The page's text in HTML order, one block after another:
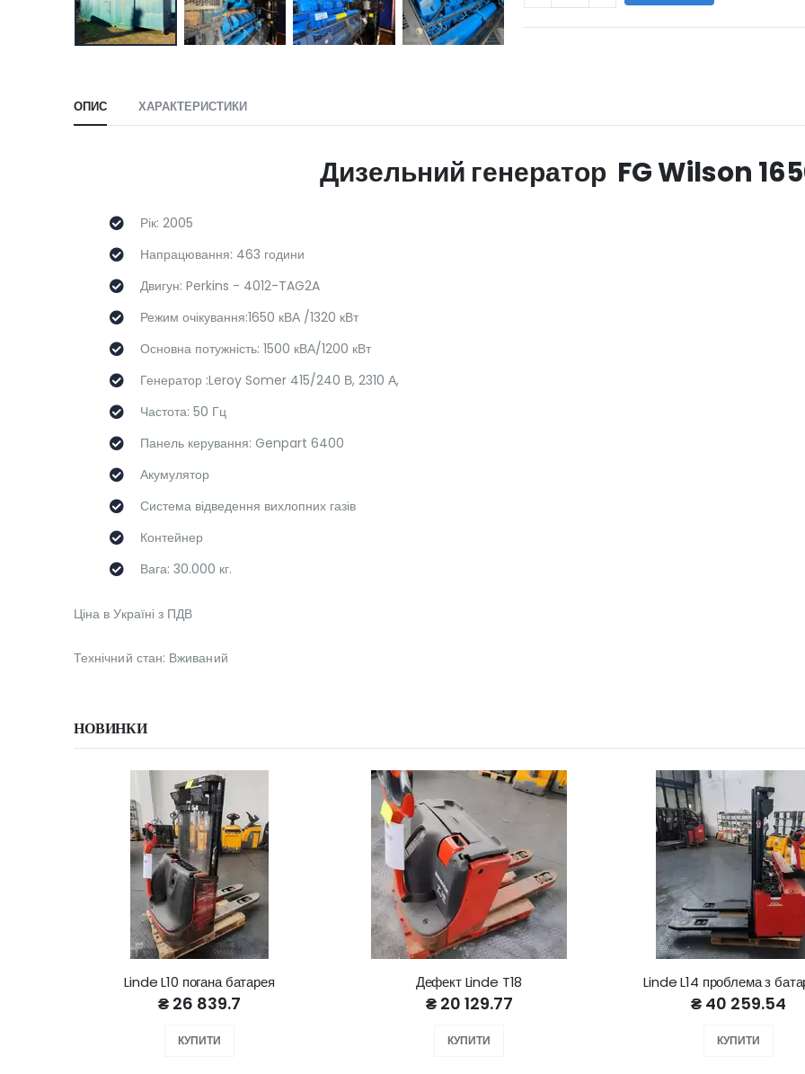
ОПИС ХАРАКТЕРИСТИКИ
Дизельний генератор FG Wilson
Рік: 2005
Напрацювання: 463 години
Двигун: Perkins - 4012-TAG2A
Режим очікування:1650 кВА /1320 кВт
Основна потужність: 1500 кВА/1200 кВт
Генератор :Leroy Somer 415/240 В, 2310 А,
Частота: 50 Гц
Панель керування: Genpart 6400
Акумулятор
Система відведення вихлопних газів
Контейнер
Вага: 30.000 кг.
Ціна в Україні з ПДВ
Технічний стан: Вживаний
НОВИНКИ
Linde L10 погана батарея
₴ 26 839.7
КУПИТИ
Дефект Linde T18
₴ 20 129.77
КУПИТИ
Linde L14 проблема з
₴ 40 259.54
КУПИТИ